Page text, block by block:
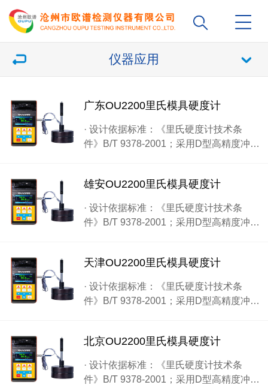
仪器应用
广东OU2200里氏模具硬度计
· 设计依据标准：《里氏硬度计技术条
件》B/T 9378-2001；采用D型高精度冲…
雄安OU2200里氏模具硬度计
· 设计依据标准：《里氏硬度计技术条
件》B/T 9378-2001；采用D型高精度冲…
天津OU2200里氏模具硬度计
· 设计依据标准：《里氏硬度计技术条
件》B/T 9378-2001；采用D型高精度冲…
北京OU2200里氏模具硬度计
· 设计依据标准：《里氏硬度计技术条
件》B/T 9378-2001；采用D型高精度冲…